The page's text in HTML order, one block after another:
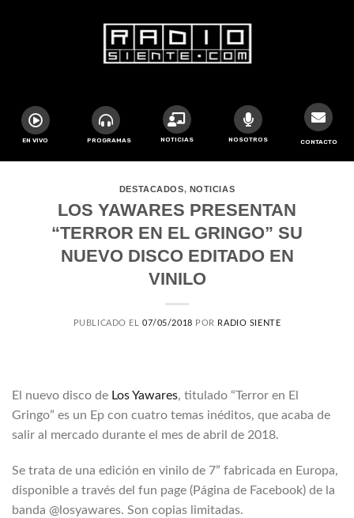
EN VIVO PROGRAMAS NOTICIAS NOSOTROS CONTACTO
DESTACADOS, NOTICIAS
LOS YAWARES PRESENTAN
“TERROR EN EL GRINGO” SU
NUEVO DISCO EDITADO EN
VINILO
PUBLICADO EL07/05/2018 POR RADIO SIENTE
El nuevo disco de Los Yawares, titulado “Terror en El
Gringo” es un Ep con cuatro temas inéditos, que acaba de
salir al mercado durante el mes de abril de 2018.
Se trata de una edición en vinilo de 7” fabricada en Europa,
disponible a través del fun page (Página de Facebook) de la
banda @losyawares. Son copias limitadas.